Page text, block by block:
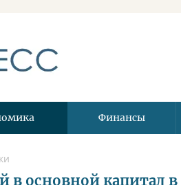
Финансы
в основной капитал